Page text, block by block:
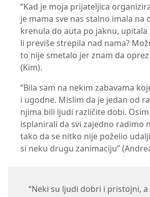
“Kad je moja prijateljica
je mama sve nas stalno imala na
krenula do auta po jaknu, upitala
li previše strepila nad nama?
to nije smetalo jer znam da
(Kim).
“Bila sam na nekim zabavama
i ugodne. Mislim da je jedan od
njima bili ljudi različite dobi.
isplanirali da svi zajedno radimo
tako da se nitko nije poželio
si neku drugu zanimaciju”
“Neki su ljudi dobri i pristojni, a